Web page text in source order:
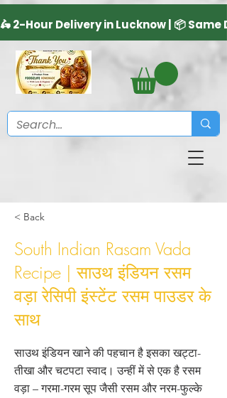
< Back
South Indian Rasam Vada
Recipe | साउथ इंडियन रसम
वड़ा रेसिपी इंस्टेंट रसम पाउडर के
साथ
साउथ इंडियन खाने की पहचान है इसका खट्टा-
तीखा और चटपटा स्वाद। उन्हीं में से एक है रसम
वड़ा – गरमा-गरम सूप जैसी रसम और नरम-फुल्के